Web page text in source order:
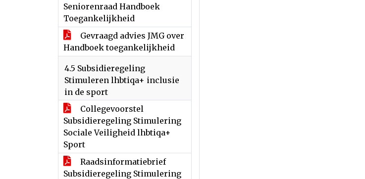
Seniorenraad Handboek
Toegankelijkheid
Gevraagd advies JMG over
Handboek toegankelijkheid
4.5 Subsidieregeling
Stimuleren lhbtiqa+ inclusie
in de sport
Collegevoorstel
Subsidieregeling Stimulering
Sociale Veiligheid lhbtiqa+
Sport
Raadsinformatiebrief
Subsidieregeling Stimulering